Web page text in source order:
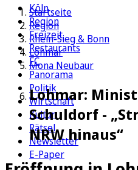
Köln
Region
Freizeit
Restaurants
FC
Panorama
Politik
Wirtschaft
Kultur
Rätsel
Newsletter
E-Paper
Startseite
Region
Rhein-Sieg & Bonn
Lohmar
Mona Neubaur
Lohmar:
Schuldorf -
NRW hinaus“